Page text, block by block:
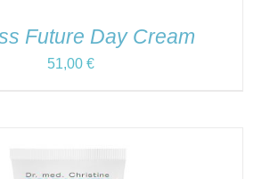
Future Day Cream
51,00 €